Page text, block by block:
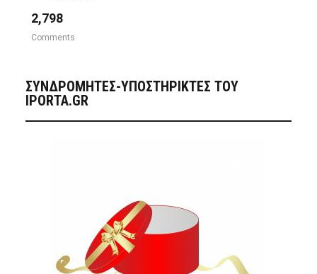
2,798
Comments
ΣΥΝΔΡΟΜΗΤΈΣ-ΥΠΟΣΤΗΡΙΚΤΈΣ ΤΟΥ
IPORTA.GR